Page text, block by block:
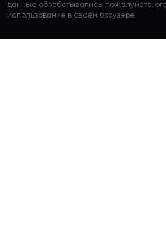
данные обрабатывались, пожалуйста,
использование в своём браузере.